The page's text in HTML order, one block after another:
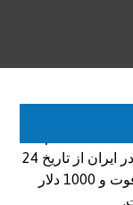
کردند که هزینه های حمل از بنادر چین به بنادر ایران از تاریخ 24
May حدوداً 500 دلار به ازای هر کانتینر 20 فوت و 1000 دلار